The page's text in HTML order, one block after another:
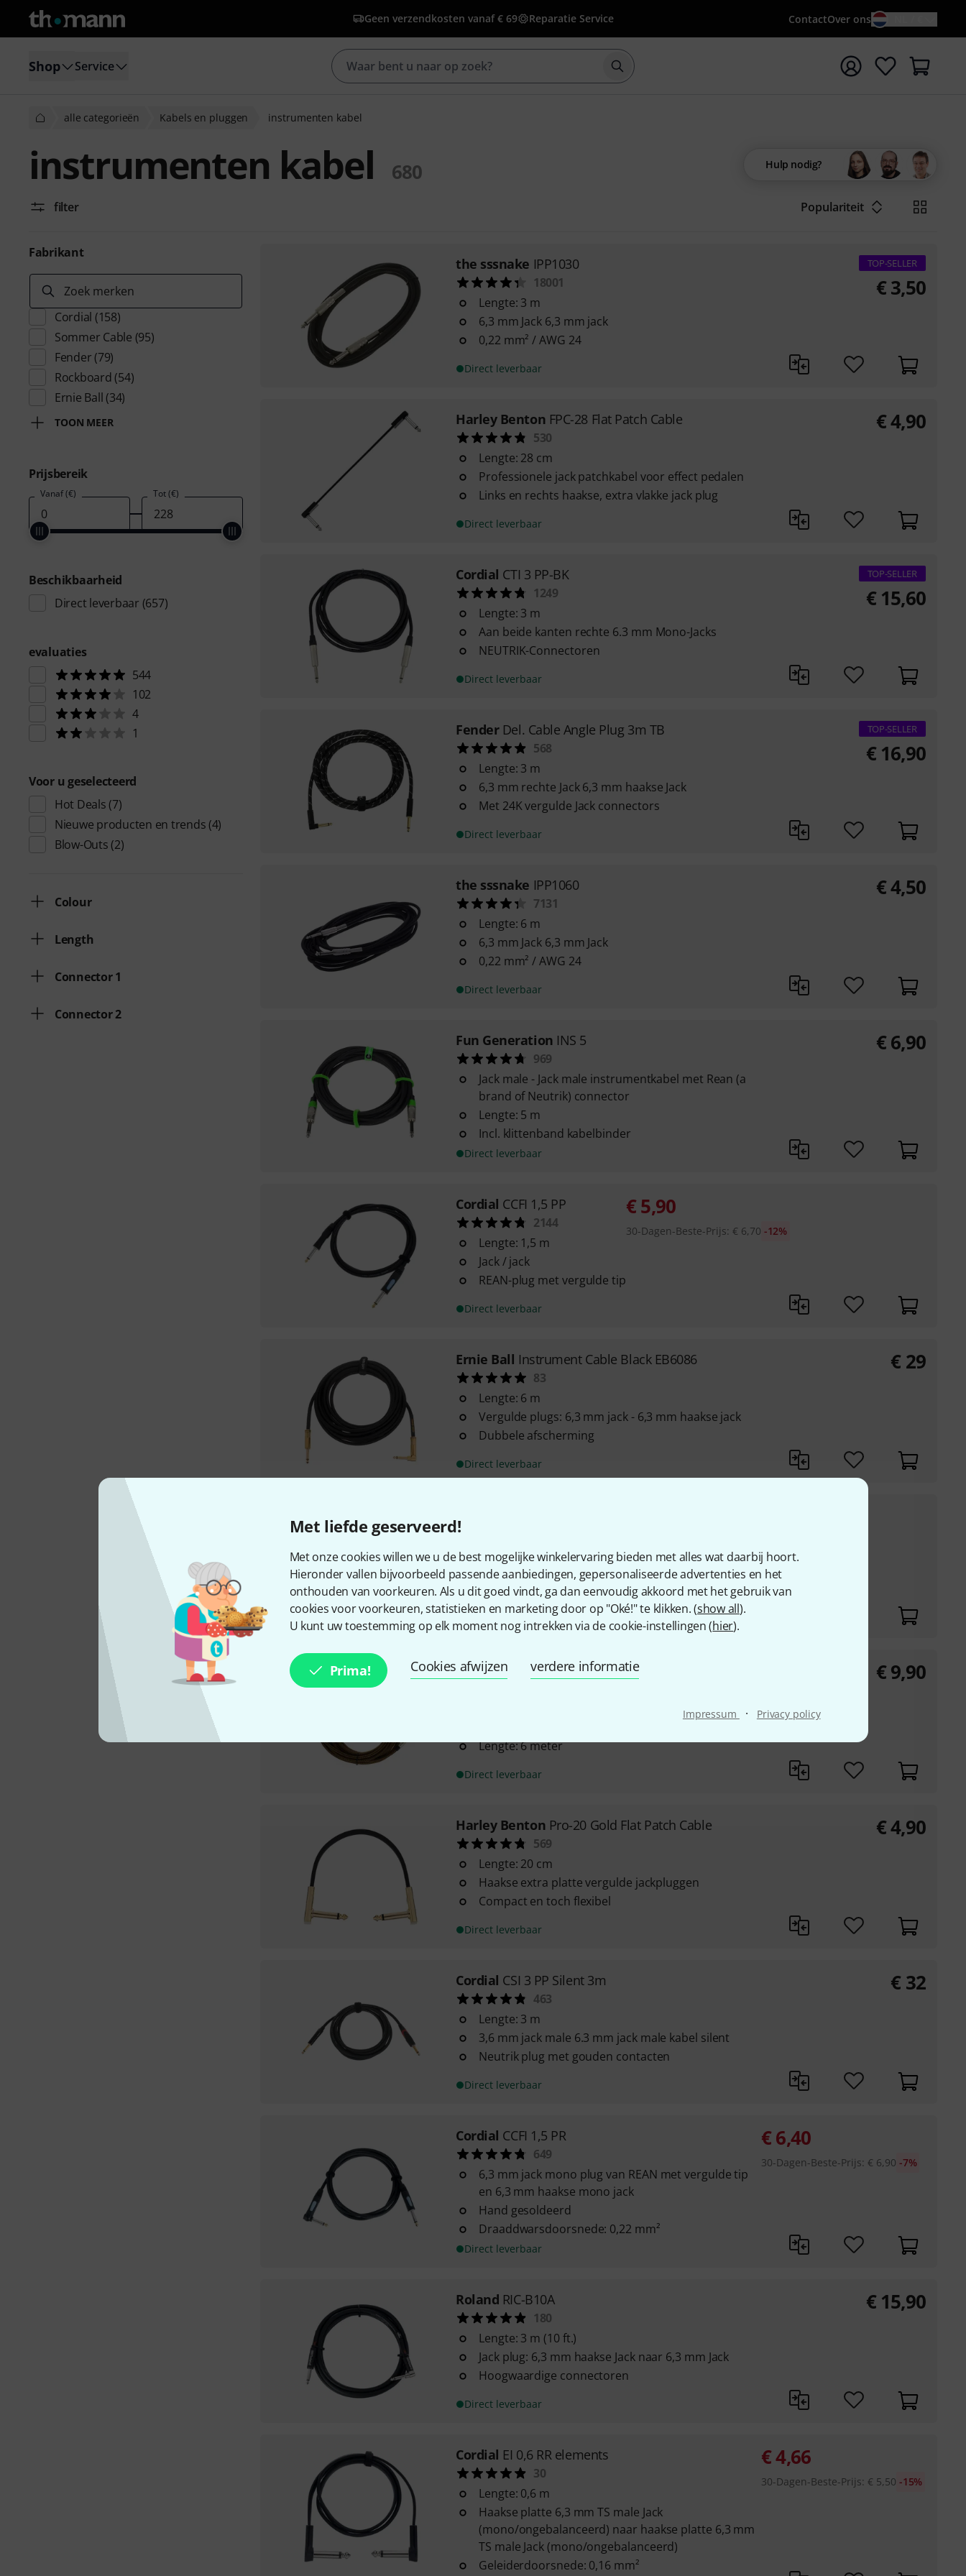
Met liefde geserveerd!
Met onze cookies willen we u de best mogelijke winkelervaring bieden met alles wat daarbij hoort.
Hieronder vallen bijvoorbeeld passende aanbiedingen, gepersonaliseerde advertenties en het
onthouden van voorkeuren. Als u dit goed vindt, ga dan eenvoudig akkoord met het gebruik van
cookies voor voorkeuren, statistieken en marketing door op "Oké!" te klikken. (show all).
U kunt uw toestemming op elk moment nog intrekken via de cookie-instellingen (hier).
Prima! Cookies afwijzen verdere informatie
Impressum · Privacy policy
Geen verzendkosten vanaf € 69 Reparatie Service ContactOver ons
Shop Service Zoek met zoekterm {searchTerm}
alle categorieën Kabels en pluggen instrumenten kabel
instrumenten kabel 680 Hulp nodig?
filter Populariteit
Fabrikant
Zoek merken
Cordial (158)
Sommer Cable (95)
Fender (79)
Rockboard (54)
Ernie Ball (34)
TOON MEER
Prijsbereik
Vanaf (€) Tot (€)
Beschikbaarheid
Direct leverbaar (657)
evaluaties
544
102
4
1
Voor u geselecteerd
Hot Deals (7)
Nieuwe producten en trends (4)
Blow-Outs (2)
Colour
Length
Connector 1
Connector 2
the sssnake IPP1030
18001
Lengte: 3 m
6,3 mm Jack 6,3 mm jack
0,22 mm² / AWG 24
Direct leverbaar
TOP-SELLER
€3,50
Harley Benton FPC-28 Flat Patch Cable
530
Lengte: 28 cm
Professionele jack patchkabel voor effect pedalen
Links en rechts haakse, extra vlakke jack plug
Direct leverbaar
€4,90
Cordial CTI 3 PP-BK
1249
Lengte: 3 m
Aan beide kanten rechte 6.3 mm Mono-Jacks
NEUTRIK-Connectoren
Direct leverbaar
TOP-SELLER
€ 15,60
Fender Del. Cable Angle Plug 3m TB
568
Lengte: 3 m
6,3 mm rechte Jack 6,3 mm haakse Jack
Met 24K vergulde Jack connectors
Direct leverbaar
TOP-SELLER
€ 16,90
the sssnake IPP1060
7131
Lengte: 6 m
6,3 mm Jack 6,3 mm Jack
0,22 mm² / AWG 24
Direct leverbaar
€4,50
Fun Generation INS 5
969
Jack male - Jack male instrumentkabel met Rean (a
brand of Neutrik) connector
Lengte: 5 m
Incl. klittenband kabelbinder
Direct leverbaar
€6,90
Cordial CCFI 1,5 PP
2144
Lengte: 1,5 m
Jack / jack
REAN-plug met vergulde tip
Direct leverbaar
€5,90
30-Dagen-Beste-Prijs: € 6,70 -12%
Ernie Ball Instrument Cable Black EB6086
83
Lengte: 6 m
Vergulde plugs: 6,3 mm jack - 6,3 mm haakse jack
Dubbele afscherming
Direct leverbaar
€ 29
Lengte: 3,0 m
Van jack male naar haakse jack male
Dwarsdoorsnede: 1x 0,20 mm²
Direct leverbaar
Harley BentonGC 6 PR Vintage Tweed
Lengte: 6 meter
Direct leverbaar
€9,90
Harley Benton Pro-20 Gold Flat Patch Cable
569
Lengte: 20 cm
Haakse extra platte vergulde jackpluggen
Compact en toch flexibel
Direct leverbaar
€4,90
Cordial CSI 3 PP Silent 3m
463
Lengte: 3 m
3,6 mm jack male 6.3 mm jack male kabel silent
Neutrik plug met gouden contacten
Direct leverbaar
€ 32
Cordial CCFI 1,5 PR
649
6,3 mm jack mono plug van REAN met vergulde tip
en 6,3 mm haakse mono jack
Hand gesoldeerd
Draaddwarsdoorsnede: 0,22 mm²
Direct leverbaar
€6,40
30-Dagen-Beste-Prijs: € 6,90 -7%
Roland RIC-B10A
180
Lengte: 3 m (10 ft.)
Jack plug: 6,3 mm haakse Jack naar 6,3 mm Jack
Hoogwaardige connectoren
Direct leverbaar
€ 15,90
Cordial EI 0,6 RR elements
30
Lengte: 0,6 m
Haakse platte 6,3 mm TS male Jack
(mono/ongebalanceerd) naar haakse platte 6,3 mm
TS male Jack (mono/ongebalanceerd)
Geleiderdoorsnede: 0,16 mm²
€4,66
30-Dagen-Beste-Prijs: € 5,50 -15%